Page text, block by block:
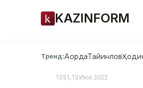
KAZINFORM
Тренд:АқордаТайинлов
13:51, 13 Июл 2022